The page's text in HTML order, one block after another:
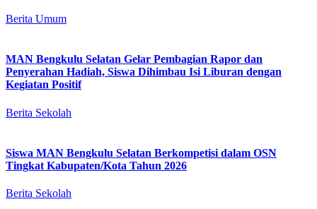
Berita Umum
MAN Bengkulu Selatan Gelar Pembagian Rapor dan
Penyerahan Hadiah, Siswa Dihimbau Isi Liburan dengan
Kegiatan Positif
Berita Sekolah
Siswa MAN Bengkulu Selatan Berkompetisi dalam OSN
Tingkat Kabupaten/Kota Tahun 2026
Berita Sekolah